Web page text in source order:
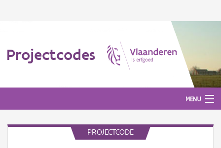
Projectcodes
MENU
PROJECTCODE